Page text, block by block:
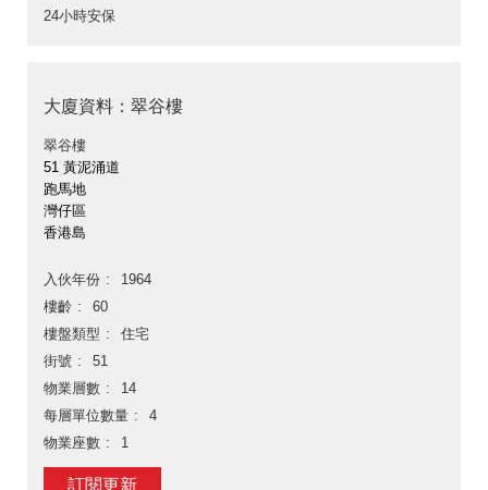
24小時安保
大廈資料：翠谷樓
翠谷樓
51 黃泥涌道
跑馬地
灣仔區
香港島
入伙年份
1964
樓齡
60
樓盤類型
住宅
街號
51
物業層數
14
每層單位數量
4
物業座數
1
訂閱更新